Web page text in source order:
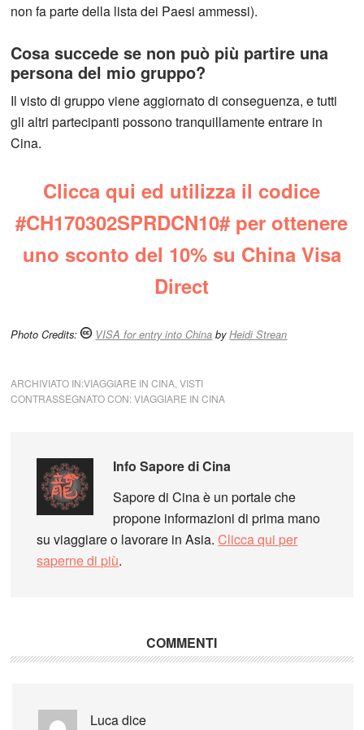
non fa parte della lista dei Paesi ammessi).
Cosa succede se non può più partire una
persona del mio gruppo?
Il visto di gruppo viene aggiornato di conseguenza, e tutti
gli altri partecipanti possono tranquillamente entrare in
Cina.
Clicca qui ed utilizza il codice
#CH170302SPRDCN10# per ottenere
uno sconto del 10% su China Visa
Direct
Photo Credits: VISA for entry into China byHeidi Strean
ARCHIVIATO IN:VIAGGIARE IN CINA ,VISTI
CONTRASSEGNATO CON:VIAGGIARE IN CINA
InfoSapore di Cina
Sapore di Cina è un portale che
propone informazioni di prima mano
su viaggiare o lavorare in Asia.Clicca qui per
saperne di più.
COMMENTI
Lucadice